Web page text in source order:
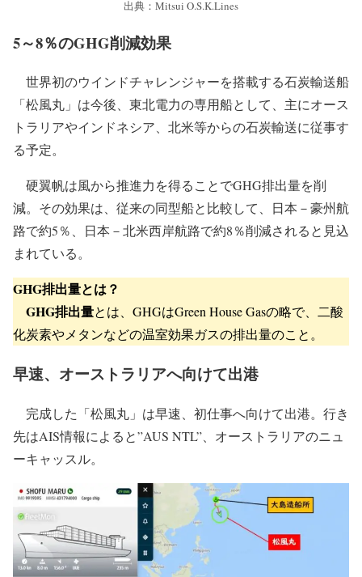
(左)縮帆時 約23m、(右)展帆時 約53m
出典：Mitsui O.S.K.Lines
5～8％のGHG削減効果
世界初のウインドチャレンジャーを搭載する石炭輸送船
「松風丸」は今後、東北電力の専用船として、主にオース
トラリアやインドネシア、北米等からの石炭輸送に従事す
る予定。
硬翼帆は風から推進力を得ることでGHG排出量を削
減。その効果は、従来の同型船と比較して、日本－豪州航
路で約5％、日本－北米西岸航路で約8％削減されると見込
まれている。
GHG排出量とは、GHGはGreen House Gasの略で、二酸
化炭素やメタンなどの温室効果ガスの排出量のこと。
早速、オーストラリアへ向けて出港
完成した「松風丸」は早速、初仕事へ向けて出港。行き
先はAIS情報によると”AUS NTL”、オーストラリアのニュ
ーキャッスル。